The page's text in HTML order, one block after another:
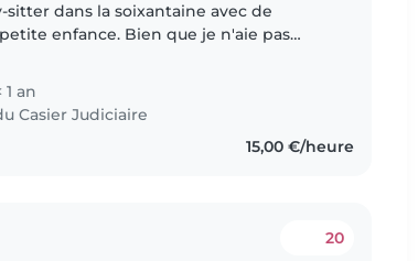
sitter dans la soixantaine avec de
enfance. Bien que je n'aie pas
an
Casier Judiciaire
15,00 €/heure
20